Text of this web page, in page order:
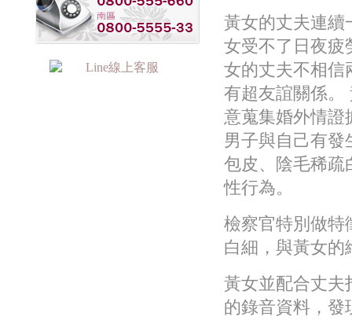
黃女的丈夫連續
女受不了日夜疲
女的丈夫不相信
有超友誼關係。
意蒐集婚外情證
男子與自己有
包皮、陰毛稀疏
性行為。
檢察官特別做特
白細，與黃女的
黃女並配合丈夫
的錄音資料，發